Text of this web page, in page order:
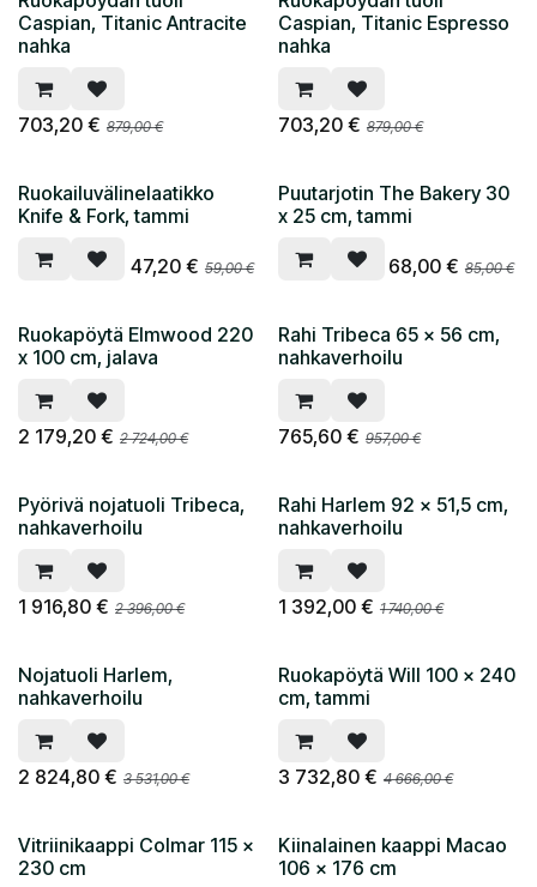
Caspian, Titanic Antracite
nahka
703,20 € 879,00€
Caspian, Titanic Espresso
nahka
703,20€ 879,00€
Ruokailuvälinelaatikko
Knife & Fork, tammi
47,20€ 59,00€
Puutarjotin The Bakery 30
x 25 cm, tammi
68,00€ 85,00€
Ruokapöytä Elmwood 220
x 100 cm, jalava
2 179,20 € 2 724,00€
Rahi Tribeca 65 x 56 cm,
nahkaverhoilu
765,60€ 957,00€
Pyörivä nojatuoli Tribeca,
nahkaverhoilu
1 916,80 € 2 396,00€
Rahi Harlem 92 x 51,5 cm,
nahkaverhoilu
1 392,00€ 1 740,00€
Nojatuoli Harlem,
nahkaverhoilu
2 824,80 € 3 531,00€
Ruokapöytä Will 100 x 240
cm, tammi
3 732,80€ 4 666,00€
Vitriinikaappi Colmar 115 x
230 cm
Kiinalainen kaappi Macao
106 x 176 cm